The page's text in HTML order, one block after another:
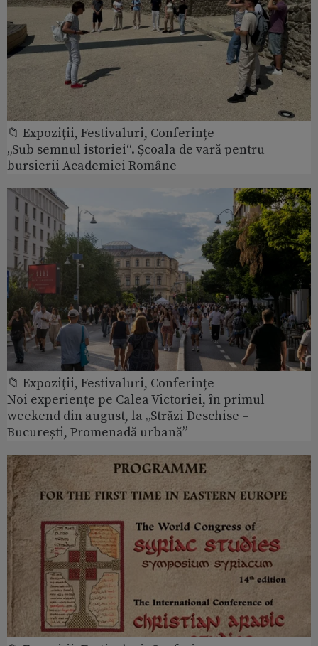
📁 Expoziţii, Festivaluri, Conferințe
„Sub semnul istoriei“. Școala de vară pentru
bursierii Academiei Române
📁 Expoziţii, Festivaluri, Conferințe
Noi experiențe pe Calea Victoriei, în primul
weekend din august, la „Străzi Deschise –
București, Promenadă urbană”